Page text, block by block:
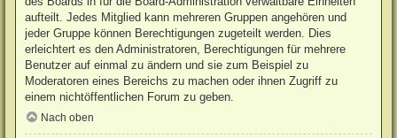
aufteilt. Jedes Mitglied kann mehreren Gruppen angehören und
jeder Gruppe können Berechtigungen zugeteilt werden. Dies
erleichtert es den Administratoren, Berechtigungen für mehrere
Benutzer auf einmal zu ändern und sie zum Beispiel zu
Moderatoren eines Bereichs zu machen oder ihnen Zugriff zu
einem nichtöffentlichen Forum zu geben.
Nach oben